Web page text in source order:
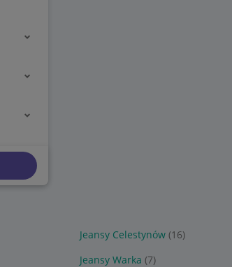
Jeansy Celestynów (16)
Jeansy Warka (7)